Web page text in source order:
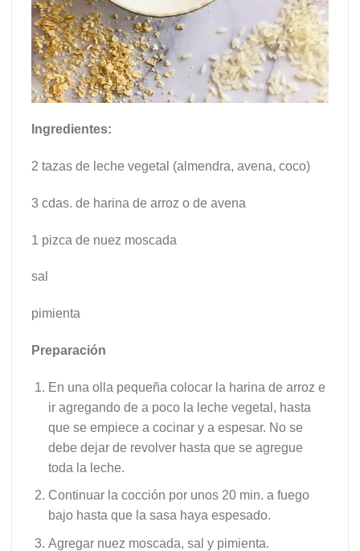
Ingredientes:
2 tazas de leche vegetal (almendra, avena, coco)
3 cdas. de harina de arroz o de avena
1 pizca de nuez moscada
sal
pimienta
Preparación
En una olla pequeña colocar la harina de arroz e
ir agregando de a poco la leche vegetal, hasta
que se empiece a cocinar y a espesar. No se
debe dejar de revolver hasta que se agregue
toda la leche.
Continuar la cocción por unos 20 min. a fuego
bajo hasta que la sasa haya espesado.
Agregar nuez moscada, sal y pimienta.